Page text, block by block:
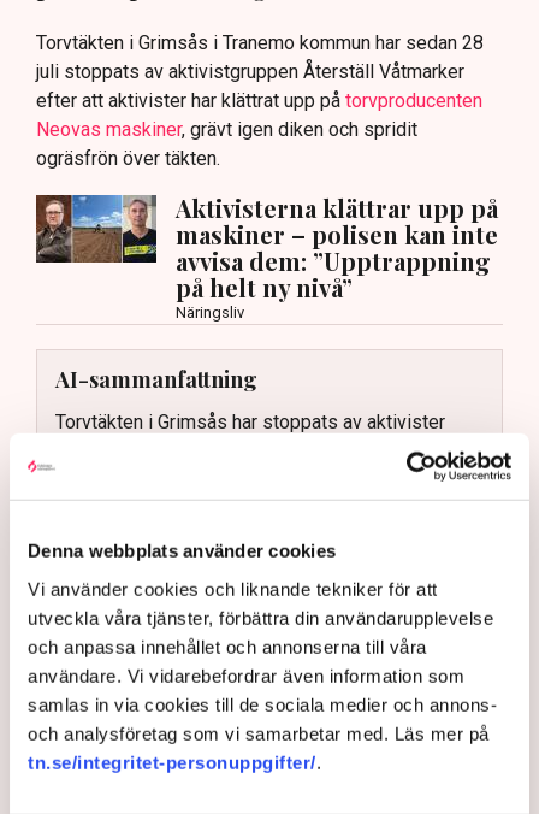
Denna webbplats använder cookies
Vi använder cookies och liknande tekniker för att
utveckla våra tjänster, förbättra din användarupplevelse
och anpassa innehållet och annonserna till våra
användare. Vi vidarebefordrar även information som
samlas in via cookies till de sociala medier och annons-
och analysföretag som vi samarbetar med. Läs mer på
tn.se/integritet-personuppgifter/.
Torvtäkten i Grimsås i Tranemo kommun har sedan 28
juli stoppats av aktivistgruppen Återställ Våtmarker
efter att aktivister har klättrat upp på torvproducenten
Neovas maskiner, grävt igen diken och spridit
ogräsfrön över täkten.
Aktivisterna klättrar upp på
maskiner – polisen kan inte
avvisa dem: ”Upptrappning
på helt ny nivå”
Näringsliv
AI-sammanfattning
Torvtäkten i Grimsås har stoppats av aktivister
Polisinspektör Anna-Lena Mann förklarar polisens
agerande på plats.
40 personer misstänks med cirka 120
brottsmisstankar kopplade.
Polisen använder drönare och uniformerad polis
för att dokumentera bevis.
Samtidigt är polisarbetet komplext när det gäller
Läs mer
Polisen, som befinner sig på plats, kritiseras för att inte
agera tillräckligt då aktionerna kan fortgå för öppen ridå.